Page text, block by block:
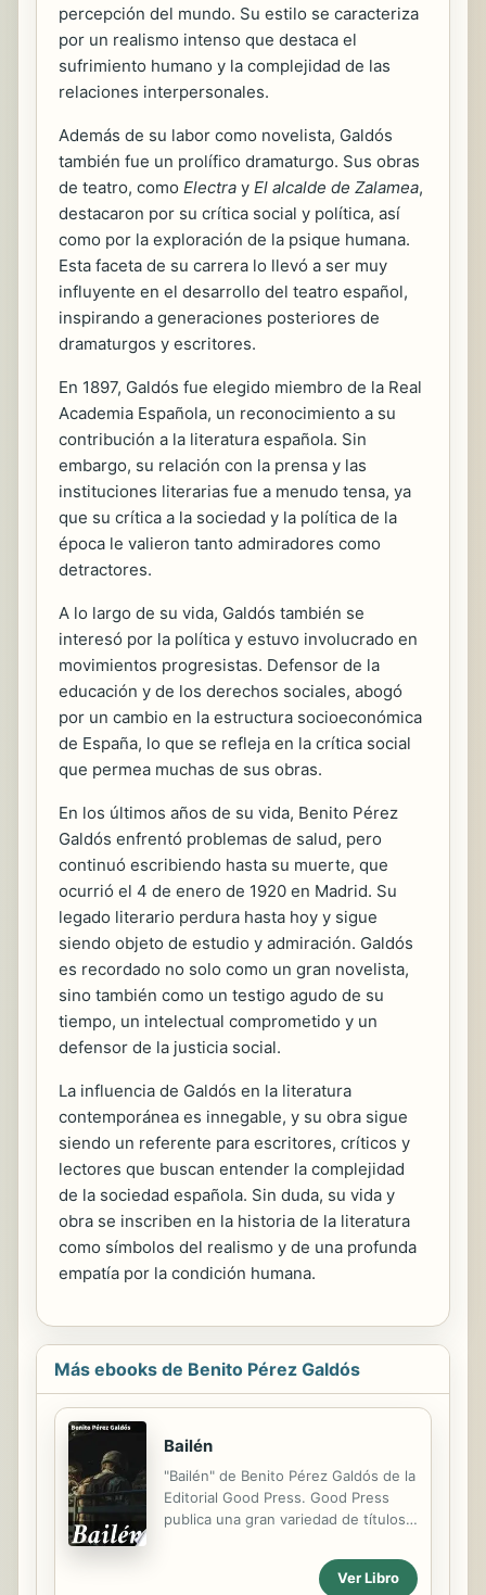
percepción del mundo. Su estilo se caracteriza
por un realismo intenso que destaca el
sufrimiento humano y la complejidad de las
relaciones interpersonales.
Además de su labor como novelista, Galdós
también fue un prolífico dramaturgo. Sus obras
de teatro, como Electra y El alcalde de Zalamea,
destacaron por su crítica social y política, así
como por la exploración de la psique humana.
Esta faceta de su carrera lo llevó a ser muy
influyente en el desarrollo del teatro español,
inspirando a generaciones posteriores de
dramaturgos y escritores.
En 1897, Galdós fue elegido miembro de la Real
Academia Española, un reconocimiento a su
contribución a la literatura española. Sin
embargo, su relación con la prensa y las
instituciones literarias fue a menudo tensa, ya
que su crítica a la sociedad y la política de la
época le valieron tanto admiradores como
detractores.
A lo largo de su vida, Galdós también se
interesó por la política y estuvo involucrado en
movimientos progresistas. Defensor de la
educación y de los derechos sociales, abogó
por un cambio en la estructura socioeconómica
de España, lo que se refleja en la crítica social
que permea muchas de sus obras.
En los últimos años de su vida, Benito Pérez
Galdós enfrentó problemas de salud, pero
continuó escribiendo hasta su muerte, que
ocurrió el 4 de enero de 1920 en Madrid. Su
legado literario perdura hasta hoy y sigue
siendo objeto de estudio y admiración. Galdós
es recordado no solo como un gran novelista,
sino también como un testigo agudo de su
tiempo, un intelectual comprometido y un
defensor de la justicia social.
La influencia de Galdós en la literatura
contemporánea es innegable, y su obra sigue
siendo un referente para escritores, críticos y
lectores que buscan entender la complejidad
de la sociedad española. Sin duda, su vida y
obra se inscriben en la historia de la literatura
como símbolos del realismo y de una profunda
empatía por la condición humana.
Más ebooks de Benito Pérez Galdós
Bailén
"Bailén" de Benito Pérez Galdós de la
Editorial Good Press. Good Press
publica una gran variedad de títulos
desde los títulos clásicos famosos,
novelas, textos documentales y
Ver Libro